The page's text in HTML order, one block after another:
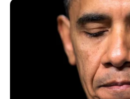
14 Manfaat Teh Hijau,
Atasi Insomnia dan